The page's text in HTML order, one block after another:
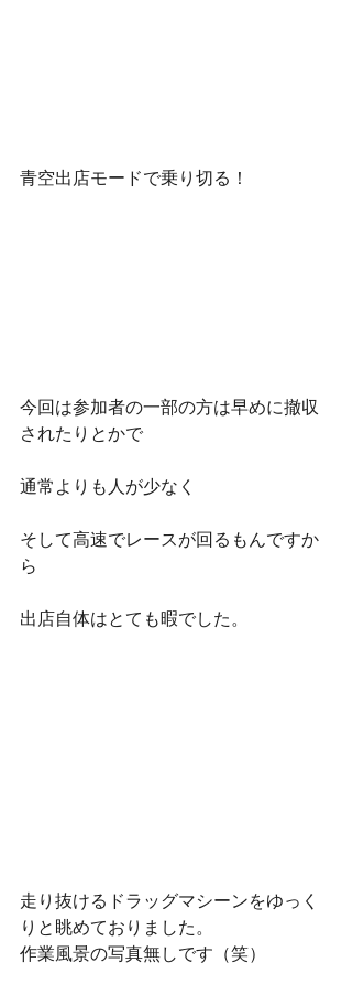
青空出店モードで乗り切る！
今回は参加者の一部の方は早めに撤収
されたりとかで
通常よりも人が少なく
そして高速でレースが回るもんですか
ら
出店自体はとても暇でした。
走り抜けるドラッグマシーンをゆっく
りと眺めておりました。
作業風景の写真無しです（笑）